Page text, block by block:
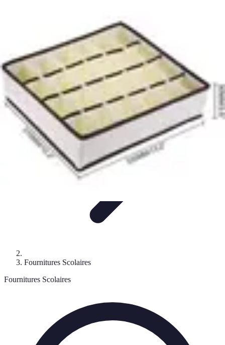
Bureau
Top Fournitures
Fournitures Scolaires
Fournitures Scolaires